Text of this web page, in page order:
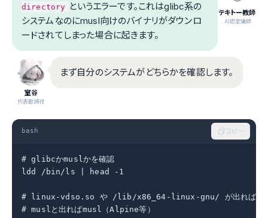
テキトー教師
.AI認定講師
directory というエラーです。これはglibc系の
システムなのにmusl向けのバイナリがダウンロ
ードされてしまった場合に起きます。
室谷
代表取締役
まず自分のシステムがどちらかを確認します。
bash コピー
# glibcかmuslかを確認
ldd /bin/ls | head -1
# linux-vdso.so や /lib/x86_64-linux-gnu/ が出れば
# muslと出ればmusl（Alpine等）